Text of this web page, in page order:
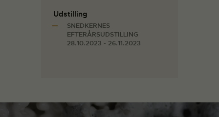
Udstilling
SNEDKERNES
EFTERÅRSUDSTILLING
28.10.2023 - 26.11.2023